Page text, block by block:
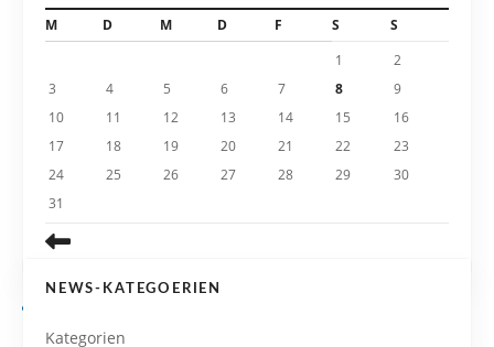
M
D M D F S
S
1
2
3
4 5 6 7 8
9
10
11 12 13 14 15
16
17
18 19 20 21 22
23
24
25 26 27 28 29
30
31
NEWS-KATEGOERIEN
Kategorien